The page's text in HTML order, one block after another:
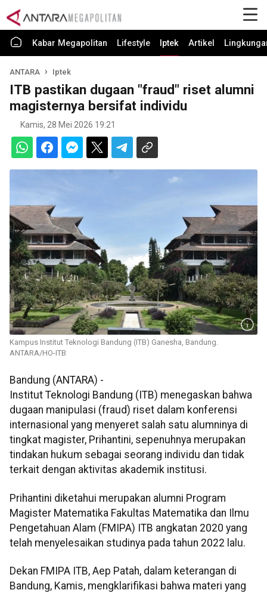
Kabar Megapolitan Lifestyle Iptek Artikel
ANTARA Iptek
ITB pastikan dugaan "fraud" riset alumni
magisternya bersifat individu
Kamis, 28 Mei 2026 19:21
Kampus Institut Teknologi Bandung (ITB) Ganesha, Bandung.
ANTARA/HO-ITB
Bandung (ANTARA) -
Institut Teknologi Bandung (ITB) menegaskan bahwa
dugaan manipulasi (fraud) riset dalam konferensi
internasional yang menyeret salah satu alumninya di
tingkat magister, Prihantini, sepenuhnya merupakan
tindakan hukum sebagai seorang individu dan tidak
terkait dengan aktivitas akademik institusi.
Prihantini diketahui merupakan alumni Program
Magister Matematika Fakultas Matematika dan Ilmu
Pengetahuan Alam (FMIPA) ITB angkatan 2020 yang
telah menyelesaikan studinya pada tahun 2022 lalu.
Dekan FMIPA ITB, Aep Patah, dalam keterangan di
Bandung, Kamis, mengklarifikasi bahwa materi yang